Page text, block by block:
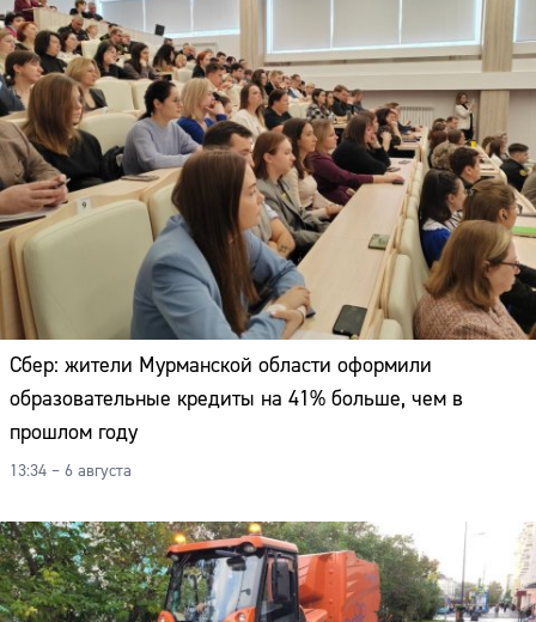
Сбер: жители Мурманской области оформили
образовательные кредиты на 41% больше, чем в
прошлом году
13:34 – 6 августа
Адрес:
Телефон: